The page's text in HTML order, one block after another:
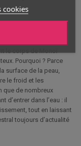
cookies
pour ses vertus
Pourquoi ? Parce
surface de la peau,
le froid et les
que de nombreux
d’entrer dans l’eau : il
tout en laissant
toujours d’actualité